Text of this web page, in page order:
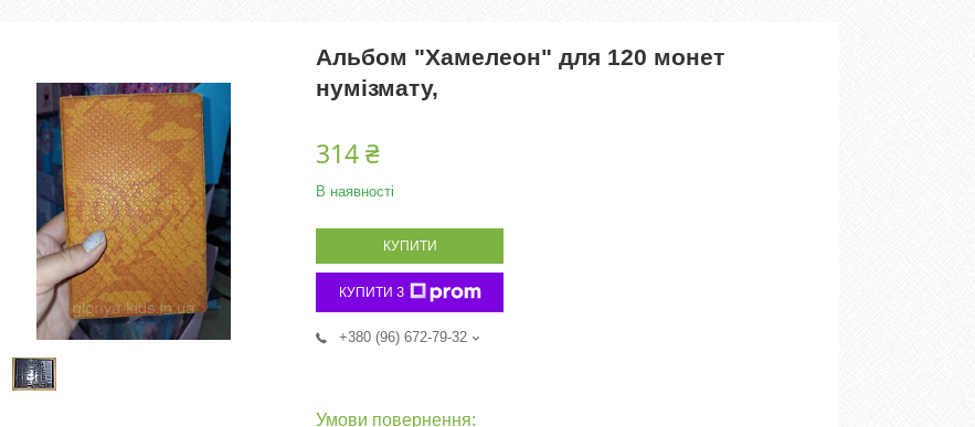
Альбом "Хамелеон" для 120 монет
нумізмату,
314 ₴
В наявності
КУПИТИ
КУПИТИ З
+380 (96) 672-79-32